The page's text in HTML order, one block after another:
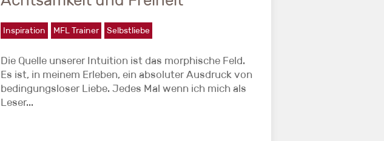
Inspiration MFL Trainer Selbstliebe
Die Quelle unserer Intuition ist das morphische Feld.
Es ist, in meinem Erleben, ein absoluter Ausdruck von
bedingungsloser Liebe. Jedes Mal wenn ich mich als
Leser...